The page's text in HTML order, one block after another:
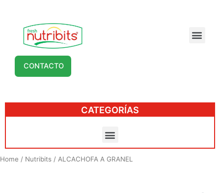
CONTACTO
CATEGORÍAS
Home / Nutribits / ALCACHOFA A GRANEL